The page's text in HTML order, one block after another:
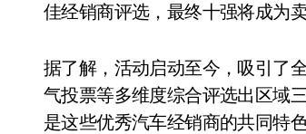
佳经销商评选，最终十强将成为
据了解，活动启动至今，吸引了
气投票等多维度综合评选出区域
是这些优秀汽车经销商的共同特色